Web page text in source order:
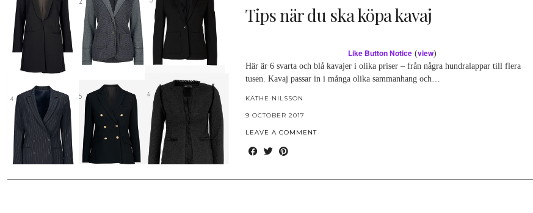
Tips när du ska köpa kavaj
Like Button Notice (view)
Här är 6 svarta och blå kavajer i olika priser – från några hundralappar till flera
tusen. Kavaj passar in i många olika sammanhang och…
KÄTHE NILSSON
9 OCTOBER 2017
LEAVE A COMMENT